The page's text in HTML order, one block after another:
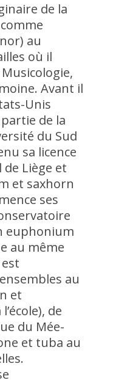
de la
au
où il
Avant il
Unis
de la
du Sud
sa licence
de Liège et
et saxhorn
ses
euphonium
au même
au
et
de
du Mée-
et tuba au